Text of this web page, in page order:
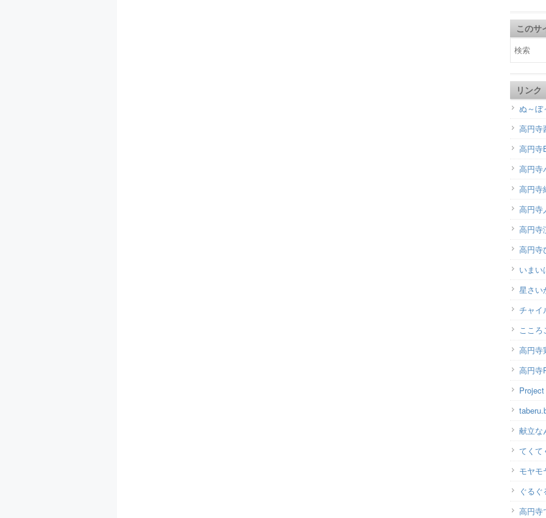
このサ
リンク
ぬ～ぼ
高円寺
高円寺
高円寺
高円寺
高円寺
高円寺
高円寺
いまい
星さい
チャイ
こころ
高円寺
高円寺
献立な
てくて
モヤモ
ぐる
高円寺